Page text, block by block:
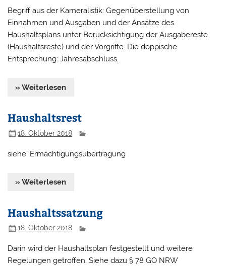
Begriff aus der Kameralistik: Gegenüberstellung von
Einnahmen und Ausgaben und der Ansätze des
Haushaltsplans unter Berücksichtigung der Ausgabereste
(Haushaltsreste) und der Vorgriffe. Die doppische
Entsprechung: Jahresabschluss.
» Weiterlesen
Haushaltsrest
18. Oktober 2018
siehe: Ermächtigungsübertragung
» Weiterlesen
Haushaltssatzung
18. Oktober 2018
Darin wird der Haushaltsplan festgestellt und weitere
Regelungen getroffen. Siehe dazu § 78 GO NRW